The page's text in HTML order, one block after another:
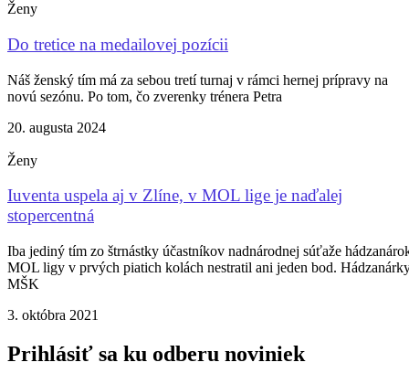
Ženy
Do tretice na medailovej pozícii
Náš ženský tím má za sebou tretí turnaj v rámci hernej prípravy na
novú sezónu. Po tom, čo zverenky trénera Petra
20. augusta 2024
Ženy
Iuventa uspela aj v Zlíne, v MOL lige je naďalej
stopercentná
Iba jediný tím zo štrnástky účastníkov nadnárodnej súťaže
MOL ligy v prvých piatich kolách nestratil ani jeden bod.
MŠK
3. októbra 2021
Prihlásiť sa ku odberu noviniek